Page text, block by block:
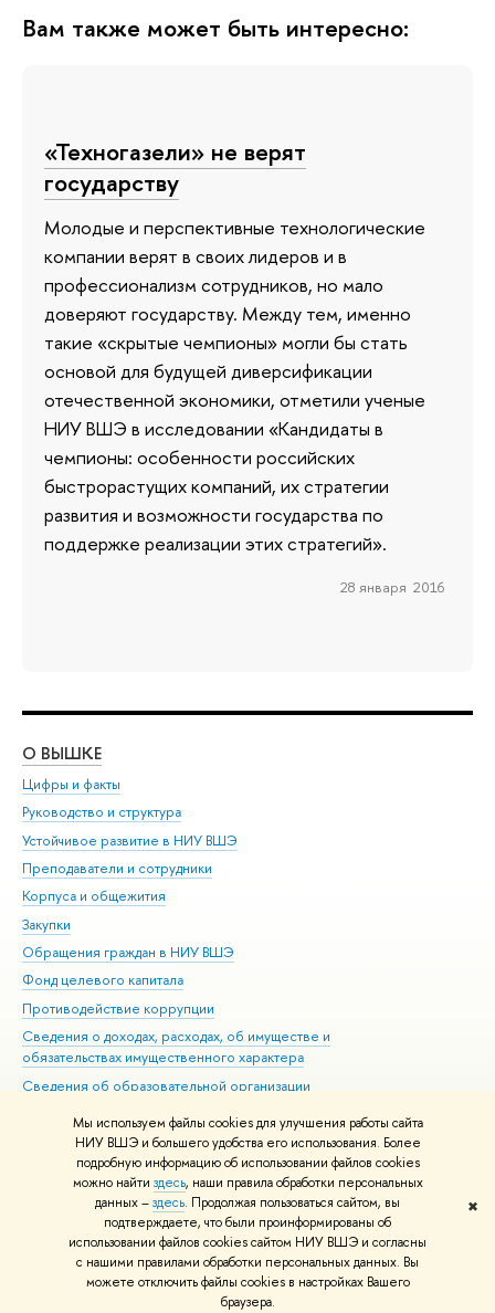
Мы используем файлы cookies для улучшения работы сайта
НИУ ВШЭ и большего удобства его использования. Более
подробную информацию об использовании файлов cookies
можно найти здесь, наши правила обработки персональных
данных –здесь. Продолжая пользоваться сайтом, вы
подтверждаете, что были проинформированы об
использовании файлов cookies сайтом НИУ ВШЭ и согласны
с нашими правилами обработки персональных данных. Вы
можете отключить файлы cookies в настройках Вашего
браузера.
✖
Вам также может быть интересно:
«Техногазели» не верят
государству
Молодые и перспективные технологические
компании верят в своих лидеров и в
профессионализм сотрудников, но мало
доверяют государству. Между тем, именно
такие «скрытые чемпионы» могли бы стать
основой для будущей диверсификации
отечественной экономики, отметили ученые
НИУ ВШЭ в исследовании «Кандидаты в
чемпионы: особенности российских
быстрорастущих компаний, их стратегии
развития и возможности государства по
поддержке реализации этих стратегий».
28 января 2016
О ВЫШКЕ
Цифры и факты
Руководство и структура
Устойчивое развитие в НИУ ВШЭ
Преподаватели и сотрудники
Корпуса и общежития
Закупки
Обращения граждан в НИУ ВШЭ
Фонд целевого капитала
Противодействие коррупции
Сведения о доходах, расходах, об имуществе и
обязательствах имущественного характера
Сведения об образовательной организации
Людям с ограниченными возможностями здоровья
Единая платежная страница
Работа в Вышке
© НИУ ВШЭ 1993–2026 Адреса и контакты Условия использования
материалов Политика конфиденциальности Карта сайта
Шрифты HSE Sans и HSE Slab разработаны вШколе дизайна НИУ ВШЭ